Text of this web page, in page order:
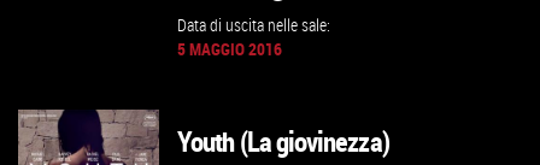
VAI ALLA SCHEDA
Data di uscita nelle sale:
5 MAGGIO 2016
Youth (La giovinezza)